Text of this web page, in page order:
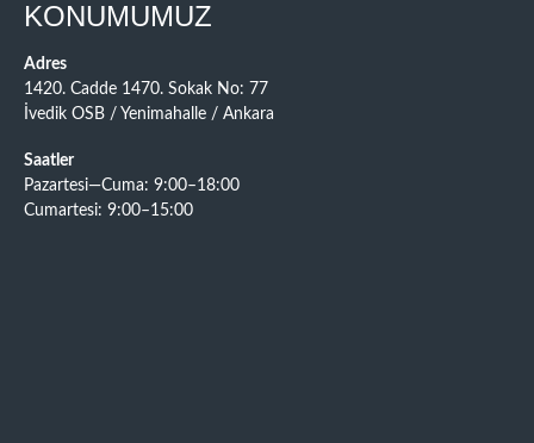
KONUMUMUZ
Adres
1420. Cadde 1470. Sokak No: 77
İvedik OSB / Yenimahalle / Ankara
Saatler
Pazartesi—Cuma: 9:00–18:00
Cumartesi: 9:00–15:00